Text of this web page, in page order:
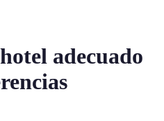
adecuado